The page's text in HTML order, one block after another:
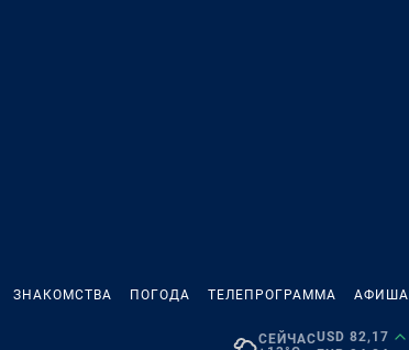
ЗНАКОМСТВА ПОГОДА ТЕЛЕПРОГРАММА АФИША
СЕЙЧАСUSD 82,17